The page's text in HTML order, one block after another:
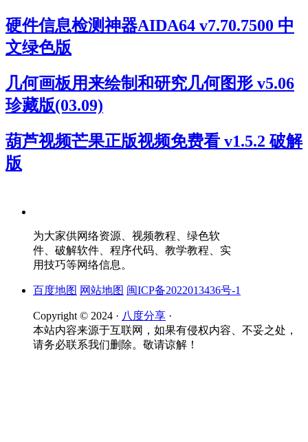
硬件信息检测神器AIDA64 v7.70.7500 中
文绿色版
几何画板用来绘制和研究几何图形 v5.06
珍藏版(03.09)
葫芦视频芒果正版视频免费看 v1.5.2 破解
版
为大家供网络资源、视频教程、绿色软
件、破解软件、程序代码、教学教程、实
用技巧等网络信息。
百度地图 网站地图 闽ICP备2022013436号-1
Copyright © 2024 · 八度分享 ·
本站内容来源于互联网，如果有侵权内容、不妥之处，
请务必联系我们删除。敬请谅解！